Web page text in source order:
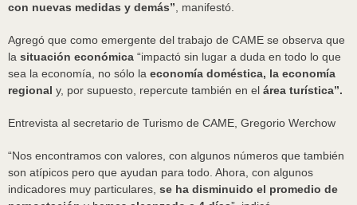
con nuevas medidas y demás” , manifestó.
Agregó que como emergente del trabajo de CAME se observa que
la situación económica “impactó sin lugar a duda en todo lo que
sea la economía, no sólo la economía doméstica, la economía
regional y, por supuesto, repercute también en el área turística”.
Entrevista al secretario de Turismo de CAME, Gregorio Werchow
“Nos encontramos con valores, con algunos números que también
son atípicos pero que ayudan para todo. Ahora, con algunos
indicadores muy particulares, se ha disminuido el promedio de